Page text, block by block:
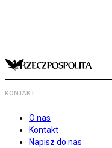
KONTAKT
O nas
Kontakt
Napisz do nas